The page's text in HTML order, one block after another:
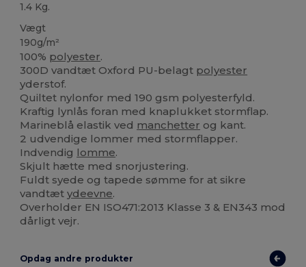
1.4 Kg.
Vægt
190g/m²
100% polyester.
300D vandtæt Oxford PU-belagt polyester
yderstof.
Quiltet nylonfor med 190 gsm polyesterfyld.
Kraftig lynlås foran med knaplukket stormflap.
Marineblå elastik ved manchetter og kant.
2 udvendige lommer med stormflapper.
Indvendig lomme.
Skjult hætte med snorjustering.
Fuldt syede og tapede sømme for at sikre
vandtætydeevne.
Overholder EN ISO471:2013 Klasse 3 & EN343 mod
dårligt vejr.
Opdag andre produkter